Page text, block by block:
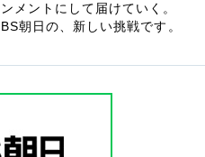
ンメントにして届けていく。
BS朝日の、新しい挑戦です。